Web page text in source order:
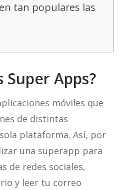
tan populares las
Super Apps?
móviles que
de distintas
plataforma. Así, por
una superapp para
de redes sociales,
y leer tu correo